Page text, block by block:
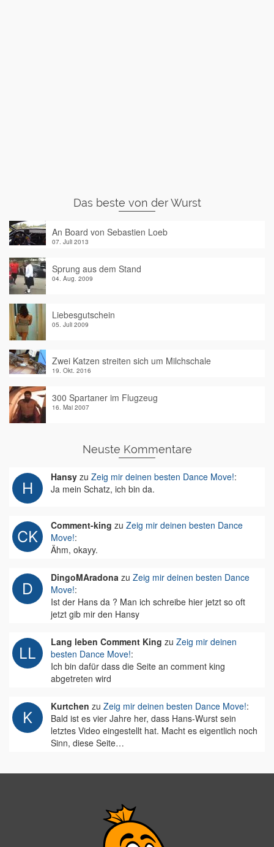
Das beste von der Wurst
An Board von Sebastien Loeb
07. Juli 2013
Sprung aus dem Stand
04. Aug. 2009
Liebesgutschein
05. Juli 2009
Zwei Katzen streiten sich um Milchschale
19. Okt. 2016
300 Spartaner im Flugzeug
16. Mai 2007
Neuste Kommentare
Hansy zu Zeig mir deinen besten Dance Move!:
Ja mein Schatz, ich bin da.
Comment-king zu Zeig mir deinen besten Dance
Move!:
Ähm, okayy.
DingoMAradona zu Zeig mir deinen besten Dance
Move!:
Ist der Hans da ? Man ich schreibe hier jetzt so oft
jetzt gib mir den Hansy
Lang leben Comment King zu Zeig mir deinen
besten Dance Move!:
Ich bin dafür dass die Seite an comment king
abgetreten wird
Kurtchen zu Zeig mir deinen besten Dance Move!:
Bald ist es vier Jahre her, dass Hans-Wurst sein
letztes Video eingestellt hat. Macht es eigentlich noch
Sinn, diese Seite…